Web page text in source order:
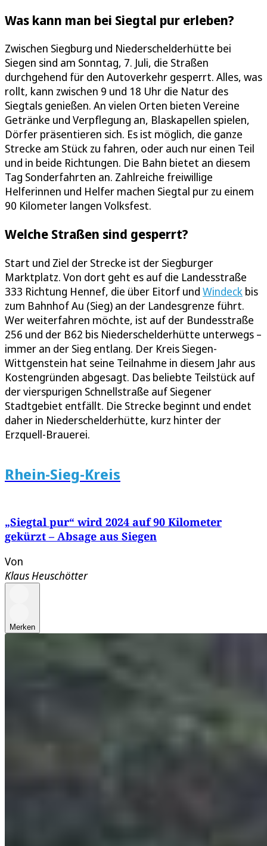
Was kann man bei Siegtal pur erleben?
Zwischen Siegburg und Niederschelderhütte bei
Siegen sind am Sonntag, 7. Juli, die Straßen
durchgehend für den Autoverkehr gesperrt. Alles, was
rollt, kann zwischen 9 und 18 Uhr die Natur des
Siegtals genießen. An vielen Orten bieten Vereine
Getränke und Verpflegung an, Blaskapellen spielen,
Dörfer präsentieren sich. Es ist möglich, die ganze
Strecke am Stück zu fahren, oder auch nur einen Teil
und in beide Richtungen. Die Bahn bietet an diesem
Tag Sonderfahrten an. Zahlreiche freiwillige
Helferinnen und Helfer machen Siegtal pur zu einem
90 Kilometer langen Volksfest.
Welche Straßen sind gesperrt?
Start und Ziel der Strecke ist der Siegburger
Marktplatz. Von dort geht es auf die Landesstraße
333 Richtung Hennef, die über Eitorf und Windeck bis
zum Bahnhof Au (Sieg) an der Landesgrenze führt.
Wer weiterfahren möchte, ist auf der Bundesstraße
256 und der B62 bis Niederschelderhütte unterwegs –
immer an der Sieg entlang. Der Kreis Siegen-
Wittgenstein hat seine Teilnahme in diesem Jahr aus
Kostengründen abgesagt. Das beliebte Teilstück auf
der vierspurigen Schnellstraße auf Siegener
Stadtgebiet entfällt. Die Strecke beginnt und endet
daher in Niederschelderhütte, kurz hinter der
Erzquell-Brauerei.
Rhein-Sieg-Kreis
„Siegtal pur“ wird 2024 auf 90 Kilometer
gekürzt – Absage aus Siegen
Von
Klaus Heuschötter
Merken